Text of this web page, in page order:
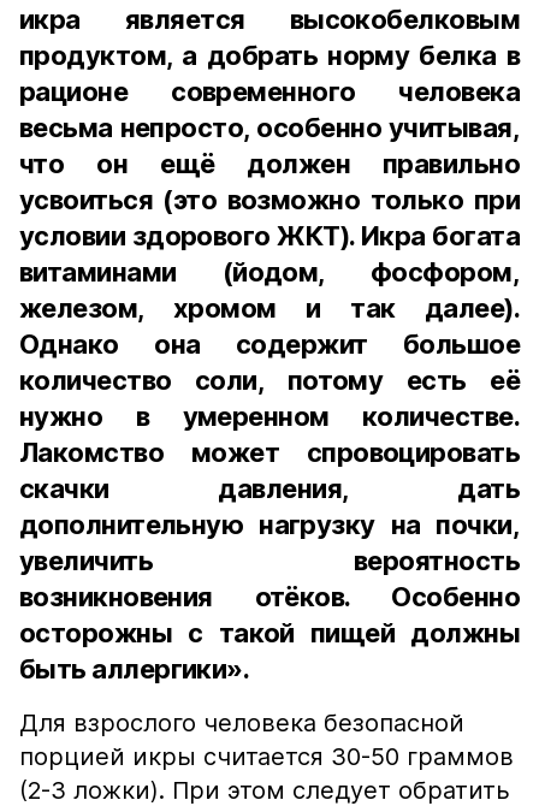
икра является высокобелковым
продуктом, а добрать норму белка в
рационе современного человека
весьма непросто, особенно учитывая,
что он ещё должен правильно
усвоиться (это возможно только при
условии здорового ЖКТ). Икра богата
витаминами (йодом, фосфором,
железом, хромом и так далее).
Однако она содержит большое
количество соли, потому есть её
нужно в умеренном количестве.
Лакомство может спровоцировать
скачки давления, дать
дополнительную нагрузку на почки,
увеличить вероятность
возникновения отёков. Особенно
осторожны с такой пищей должны
быть аллергики».
Для взрослого человека безопасной
порцией икры считается 30-50 граммов
(2-3 ложки). При этом следует обратить